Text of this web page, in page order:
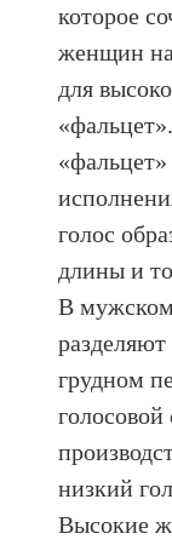
которое
женщин
для
голос
длины и
В мужском
грудном
голосовой
низкий
Высокие